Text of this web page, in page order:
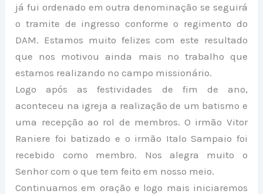
já fui ordenado em outra denominação se seguirá
o tramite de ingresso conforme o regimento do
DAM. Estamos muito felizes com este resultado
que nos motivou ainda mais no trabalho que
estamos realizando no campo missionário.
Logo após as festividades de fim de ano,
aconteceu na igreja a realização de um batismo e
uma recepção ao rol de membros. O irmão Vitor
Raniere foi batizado e o irmão Italo Sampaio foi
recebido como membro. Nos alegra muito o
Senhor com o que tem feito em nosso meio.
Continuamos em oração e logo mais iniciaremos